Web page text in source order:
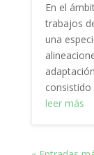
En el
trabajos
una
consistido
leer más